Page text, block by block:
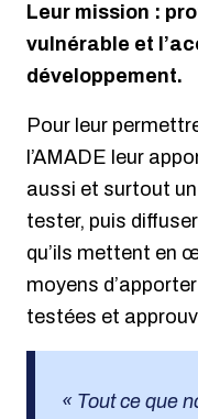
Leur mission :
vulnérable et
développement.
Pour leur
l’AMADE leur
aussi et surtout
tester, puis
qu’ils mettent en
moyens
testées et
« Tout ce que